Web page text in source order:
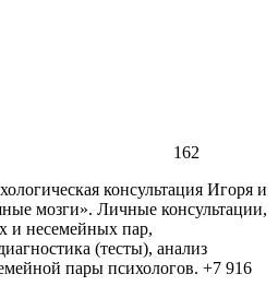
162
консультация Игоря и
мозги». Личные консультации,
и несемейных пар,
(тесты), анализ
пары психологов. +7 916